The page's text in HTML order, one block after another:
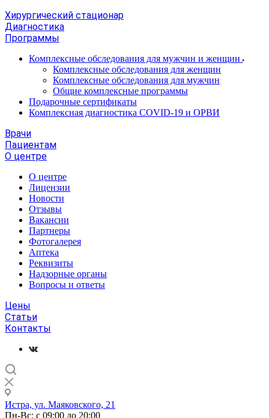
Хирургический стационар
Диагностика
Программы
Комплексные обследования для мужчин и женщин
Комплексные обследования для женщин
Комплексные обследования для мужчин
Общие комплексные программы
Подарочные сертификаты
Комплексная диагностика COVID-19 и ОРВИ
Врачи
Пациентам
О центре
О центре
Лицензии
Новости
Отзывы
Вакансии
Партнеры
Фотогалерея
Аптека
Реквизиты
Надзорные органы
Вопросы и ответы
Цены
Статьи
Контакты
Истра, ул. Маяковского, 21
Пн-Вс: с 09:00 до 20:00